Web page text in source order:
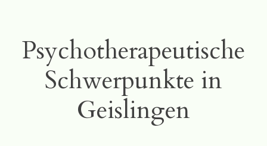
Psychotherapeutische
Schwerpunkte in
Geislingen